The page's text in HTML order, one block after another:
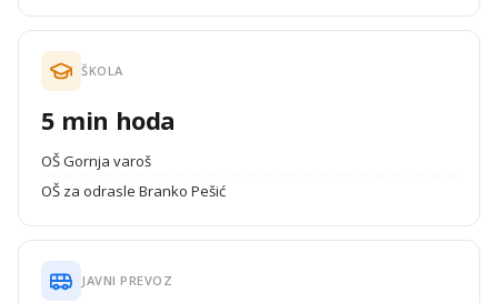
ŠKOLA
5 min hoda
OŠ Gornja varoš
OŠ za odrasle Branko Pešić
JAVNI PREVOZ